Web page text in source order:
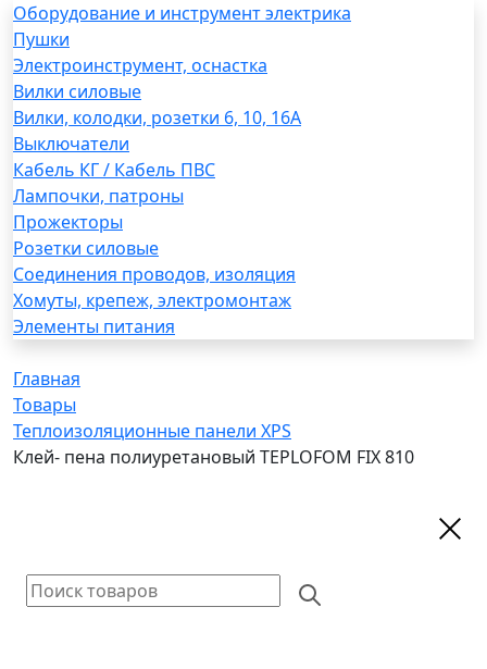
Оборудование и инструмент электрика
Пушки
Электроинструмент, оснастка
Вилки силовые
Вилки, колодки, розетки 6, 10, 16А
Выключатели
Кабель КГ / Кабель ПВС
Лампочки, патроны
Прожекторы
Розетки силовые
Соединения проводов, изоляция
Хомуты, крепеж, электромонтаж
Элементы питания
Главная
Товары
Теплоизоляционные панели XPS
Клей- пена полиуретановый TEPLOFOM FIX 810